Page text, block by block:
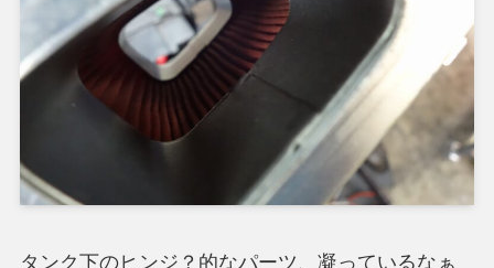
タンク下のヒンジ？的なパーツ、凝っているなぁ